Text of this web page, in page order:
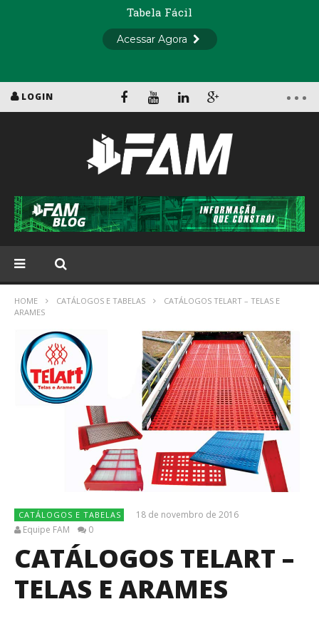
LOGIN
HOME CATÁLOGOS E TABELAS
CATÁLOGOS TELART – TELAS E
ARAMES
CATÁLOGOS E TABELAS
18 de novembro de 2016
Equipe FAM
0
CATÁLOGOS TELART –
TELAS E ARAMES